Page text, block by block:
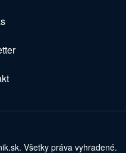
Všetky práva vyhradené.